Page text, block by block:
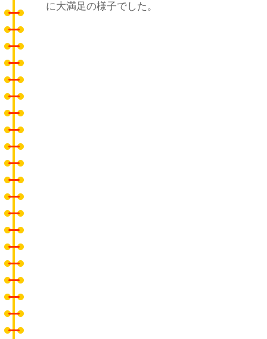
に大満足の様子でした。